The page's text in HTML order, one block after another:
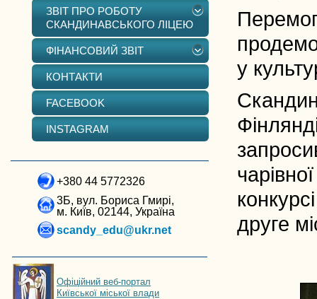
ЗВІТ ПРО РОБОТУ
СКАНДИНАВСЬКОГО ЛІЦЕЮ
ФІНАНСОВИЙ ЗВІТ
КОНТАКТИ
FACEBOOK
INSTAGRAM
+380 44 5772326
3Б, вул. Бориса Гмирі,
м. Київ, 02144, Україна
scandy_edu@ukr.net
Офіційний веб-портал
Київської міської влади
у
друге